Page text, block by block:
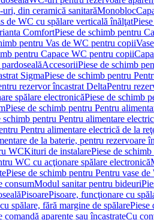
din ceramică sanitarăMonobloc
de WC cu spălare verticală înălţat
ComfortPiese de schimb pentru
pentru Vas de WC pentru copii
pentru Capace WC pentru copii
AccesoriiPiese de schimb
SigmaPiese de schimb pentru
rezervor încastrat DeltaPentru
spălare electronicăPiese de schimb
Piese de schimb pentru Pentru
schimb pentru Pentru alimentare
Pentru alimentare electrică de la
de la baterie, pentru rezervoare
WCKituri de instalarePiese de
WC cu acţionare spălare electronică
Piese de schimb pentru Pentru vase
consumModul sanitar pentru bideuri
PisoarePisoare, funcţionare cu
spălare, fără margine de spălarePiese
aparente sau încastrateCu